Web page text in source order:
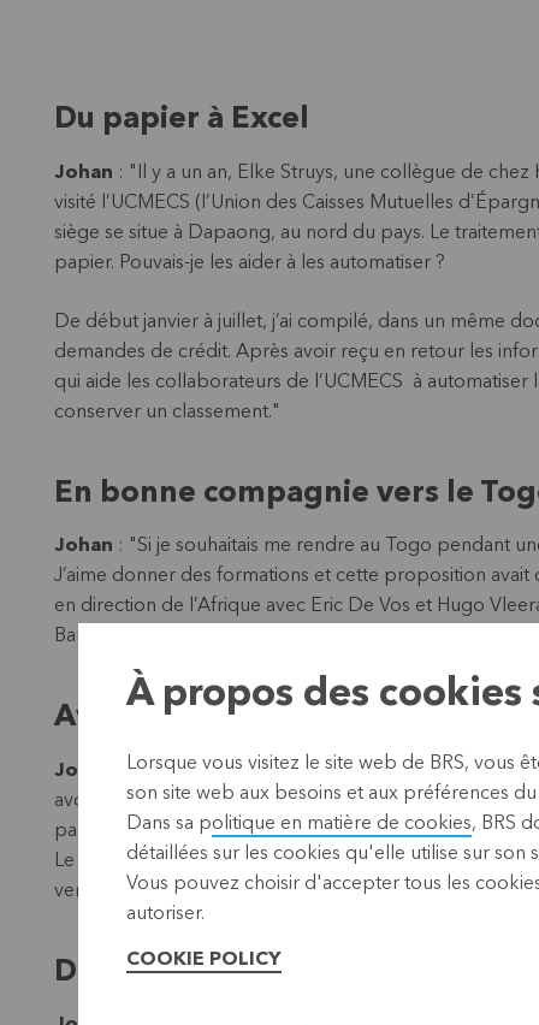
Du papier à Excel
Johan : "Il y a un an, Elke Struys, une collègue de chez
visité l’UCMECS (l’Union des Caisses Mutuelles
siège se situe à Dapaong, au nord du pays. Le
papier. Pouvais-je les aider à les automatiser ?
De début janvier à juillet, j’ai compilé, dans un même
demandes de crédit. Après avoir reçu en retour les
qui aide les collaborateurs de l’UCMECS à
conserver un classement."
En bonne compagnie vers le
Johan : "Si je souhaitais me rendre au Togo pendant
J’aime donner des formations et cette proposition
en direction de l’Afrique avec Eric De Vos et Hugo
Barbara Mestdagt, une employée de chez CBC.
Avec leur participation
Johan
: "Sur place, j’ai surtout travaillé avec Barbara,
avons d’abord visité quelques caisses d’épargne et de
par les équipes en charge de l’octroi de crédits, j’ai
Le deuxième jour, les dirigeants de l’UCMECS m’ont
venu le temps de la formation.
De la théorie à la pratique
À propos des cookies
Lorsque vous visitez le site web de BRS, vous
son site web aux besoins et aux préférences
Dans sa politique en matière de cookies, BRS
détaillées sur les cookies qu'elle utilise sur son
Vous pouvez choisir d'accepter tous les
autoriser.
COOKIE POLICY